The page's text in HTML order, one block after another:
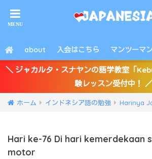
about 入会はこちら マンツーマ
＼ ジャカルタ・スナヤンの語学教室「
験レッスン受付中！ ／
ホーム インドネシア語の勉強 Harinya
Hari ke-76 Di hari kemerdekaan
motor